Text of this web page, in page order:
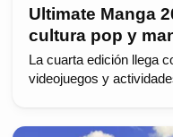
Ultimate Manga
cultura pop y
La cuarta edición llega
videojuegos y